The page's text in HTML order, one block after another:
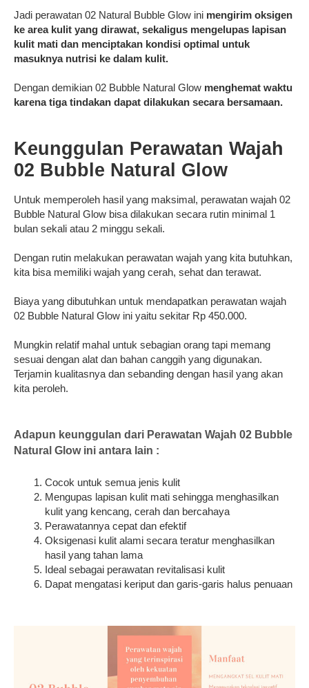
Jadi perawatan 02 Natural Bubble Glow ini mengirim oksigen
ke area kulit yang dirawat, sekaligus mengelupas lapisan
kulit mati dan menciptakan kondisi optimal untuk
masuknya nutrisi ke dalam kulit.
Dengan demikian 02 Bubble Natural Glow menghemat waktu
karena tiga tindakan dapat dilakukan secara bersamaan.
Keunggulan Perawatan Wajah
02 Bubble Natural Glow
Untuk memperoleh hasil yang maksimal, perawatan wajah 02
Bubble Natural Glow bisa dilakukan secara rutin minimal 1
bulan sekali atau 2 minggu sekali.
Dengan rutin melakukan perawatan wajah yang kita butuhkan,
kita bisa memiliki wajah yang cerah, sehat dan terawat.
Biaya yang dibutuhkan untuk mendapatkan perawatan wajah
02 Bubble Natural Glow ini yaitu sekitar Rp 450.000.
Mungkin relatif mahal untuk sebagian orang tapi memang
sesuai dengan alat dan bahan canggih yang digunakan.
Terjamin kualitasnya dan sebanding dengan hasil yang akan
kita peroleh.
Adapun keunggulan dari Perawatan Wajah 02 Bubble
Natural Glow ini antara lain :
Cocok untuk semua jenis kulit
Mengupas lapisan kulit mati sehingga menghasilkan
kulit yang kencang, cerah dan bercahaya
Perawatannya cepat dan efektif
Oksigenasi kulit alami secara teratur menghasilkan
hasil yang tahan lama
Ideal sebagai perawatan revitalisasi kulit
Dapat mengatasi keriput dan garis-garis halus penuaan